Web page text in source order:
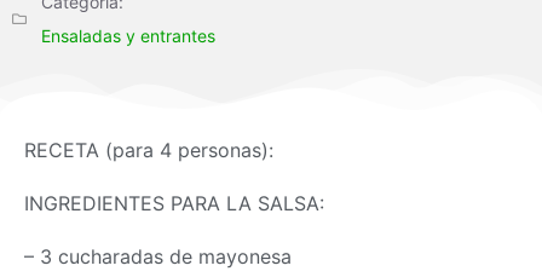
Ensaladas y entrantes
RECETA (para 4 personas):
INGREDIENTES PARA LA SALSA:
– 3 cucharadas de mayonesa